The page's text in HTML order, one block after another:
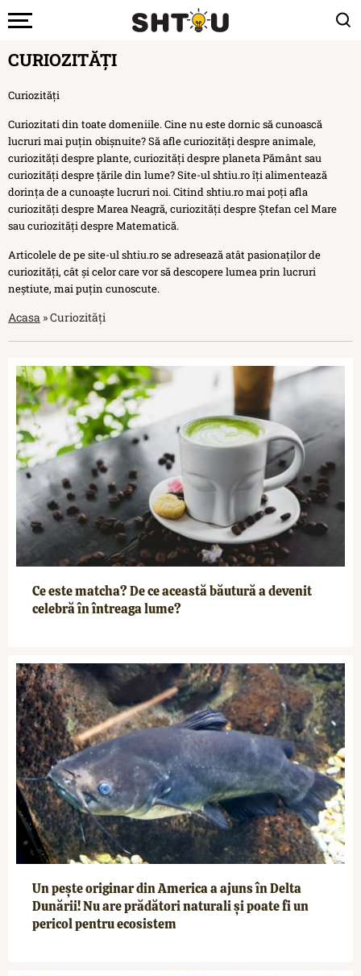
CURIOZITĂȚI
Curiozități
Curiozitati din toate domeniile. Cine nu este dornic să cunoască
lucruri mai puțin obișnuite? Să afle curiozități despre animale,
curiozități despre plante, curiozități despre planeta Pământ sau
curiozități despre țările din lume? Site-ul shtiu.ro îți alimentează
dorința de a cunoaște lucruri noi. Citind shtiu.ro mai poți afla
curiozități despre Marea Neagră, curiozități despre Ștefan cel Mare
sau curiozități despre Matematică.
Articolele de pe site-ul shtiu.ro se adresează atât pasionaților de
curiozități, cât și celor care vor să descopere lumea prin lucruri
neștiute, mai puțin cunoscute.
Acasa »Curiozități
Ce este matcha? De ce această băutură a devenit
celebră în întreaga lume?
Un pește originar din America a ajuns în Delta
Dunării! Nu are prădători naturali și poate fi un
pericol pentru ecosistem